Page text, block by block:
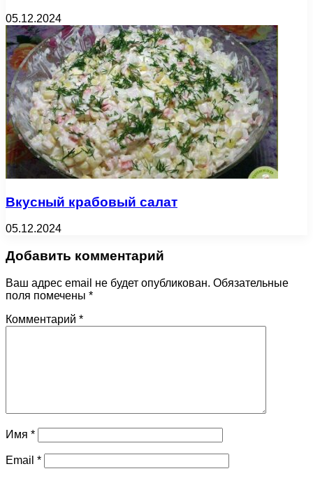
05.12.2024
Вкусный крабовый салат
05.12.2024
Добавить комментарий
Ваш адрес email не будет опубликован. Обязательные
поля помечены *
Комментарий *
Имя *
Email *